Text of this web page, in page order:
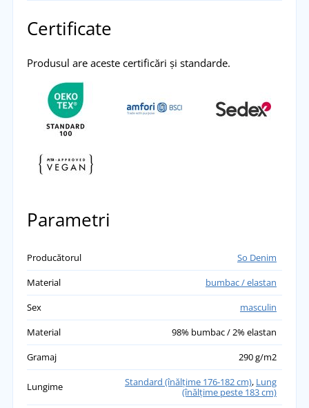
Certificate
Produsul are aceste certificări și standarde.
Parametri
Producătorul
So Denim
Material
bumbac / elastan
Sex
masculin
Material
98% bumbac / 2% elastan
Gramaj
290 g/m2
Lungime Standard (înălţime 176-182 cm), Lung
(înălțime peste 183 cm)